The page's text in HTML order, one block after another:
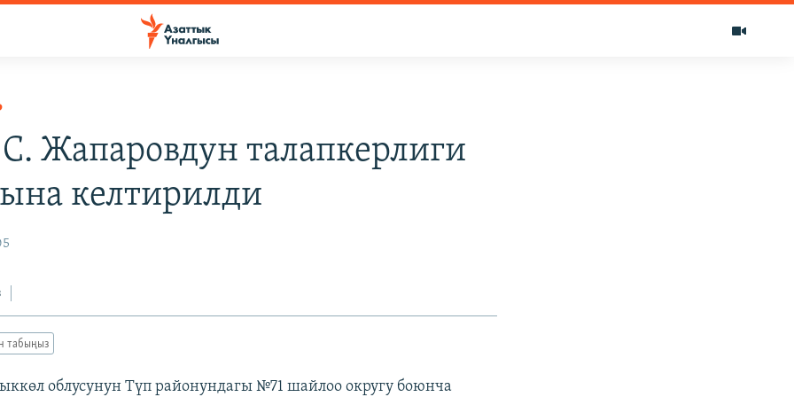
Жапаровдун талапкерлиги
келтирилди
табыңыз
облусунун Түп районундагы №71 шайлоо округу боюнча